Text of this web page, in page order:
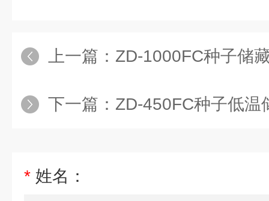
上一篇： ZD-1000FC种子储藏柜
下一篇： ZD-450FC种子低温储藏柜
* 姓名：